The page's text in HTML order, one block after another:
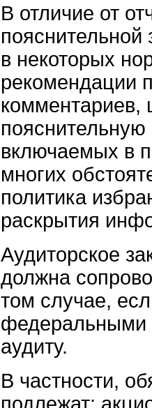
В отличие от
пояснительной
в некоторых
рекомендации
комментариев,
включаемых в
многих
политика
раскрытия
Аудиторское
должна
том случае,
федеральными
аудиту.
В частности,